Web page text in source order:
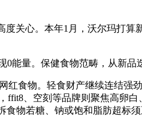
关心。本年1月，沃尔玛打算
量。保健食物范畴，从新品
食物。轻食财产继续连结强
ffit8、空刻等品牌则聚焦高卵
食物若糖、钠或饱和脂肪超标